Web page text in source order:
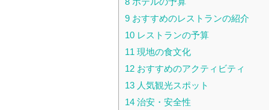
9 おすすめのレストランの紹介
10 レストランの予算
11 現地の食文化
12 おすすめのアクティビティ
13 人気観光スポット
14 治安・安全性